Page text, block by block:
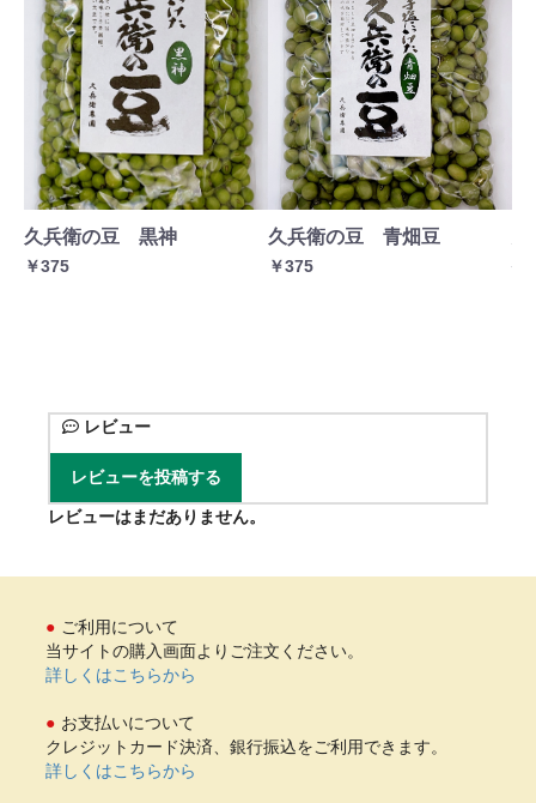
久兵衛の豆 黒神
￥375
久兵衛の豆 青畑豆
￥375
レビュー
レビューを投稿する
レビューはまだありません。
ご利用について
当サイトの購入画面よりご注文ください。
詳しくはこちらから
お支払いについて
クレジットカード決済、銀行振込をご利用できます。
詳しくはこちらから